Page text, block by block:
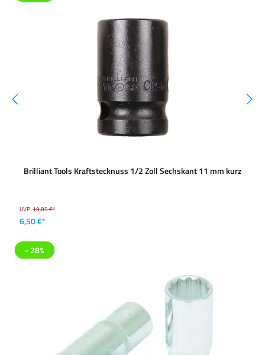
Brilliant Tools Kraftstecknuss 1/2 Zoll Sechskant 11 mm kurz
UVP:19,85 €*
6,50 €*
- 28%